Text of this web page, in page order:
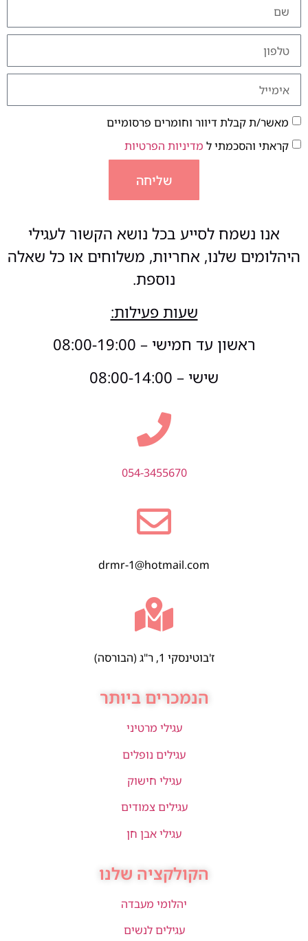
מאשר/ת קבלת דיוור וחומרים פרסומיים
קראתי והסכמתי ל מדיניות הפרטיות
שליחה
אנו נשמח לסייע בכל נושא הקשור לעגילי
היהלומים שלנו, אחריות, משלוחים או כל שאלה
נוספת.
שעות פעילות:
ראשון עד חמישי – 08:00-19:00
שישי – 08:00-14:00
054-3455670
drmr-1@hotmail.com
ז'בוטינסקי 1, ר"ג (הבורסה)
הנמכרים ביותר
עגילי מרטיני
עגילים נופלים
עגילי חישוק
עגילים צמודים
עגילי אבן חן
הקולקציה שלנו
יהלומי מעבדה
עגילים לנשים